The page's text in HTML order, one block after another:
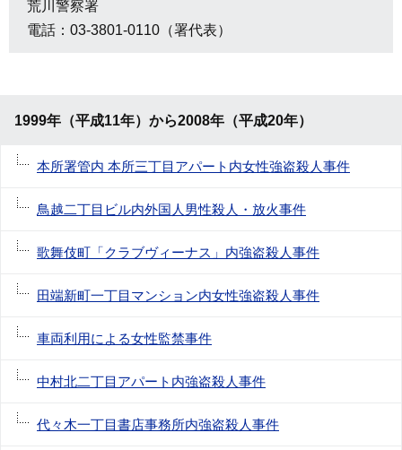
荒川警察署
電話：03-3801-0110（署代表）
1999年（平成11年）から2008年（平成20年）
本所署管内 本所三丁目アパート内女性強盗殺人事件
鳥越二丁目ビル内外国人男性殺人・放火事件
歌舞伎町「クラブヴィーナス」内強盗殺人事件
田端新町一丁目マンション内女性強盗殺人事件
車両利用による女性監禁事件
中村北二丁目アパート内強盗殺人事件
代々木一丁目書店事務所内強盗殺人事件